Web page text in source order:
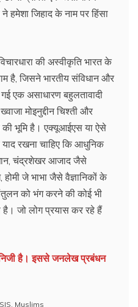
हमेशा जिहाद के नाम पर हिंसा
की अस्वीकृति भारत के
है, जिसने भारतीय संविधान और
गई एक असाधारण बहुलतावादी
मोइनुद्दीन चिश्ती और
की भूमि है। एक्यूआईएस या ऐसे
रखना चाहिए कि आधुनिक
चंद्रशेखर आजाद जैसे
जे भाभा जैसे वैज्ञानिकों के
को भंग करने की कोई भी
जो लोग प्रयास कर रहे हैं
है। इससे जनलेख प्रबंधन
Muslims